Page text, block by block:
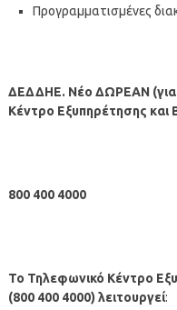
Προγραμματισμένες
ΔΕΔΔΗΕ. Νέο ΔΩΡΕΑΝ (για
Κέντρο Εξυπηρέτησης και
800 400 4000
Το Τηλεφωνικό Κέντρο
(800 400 4000) λειτουργεί: